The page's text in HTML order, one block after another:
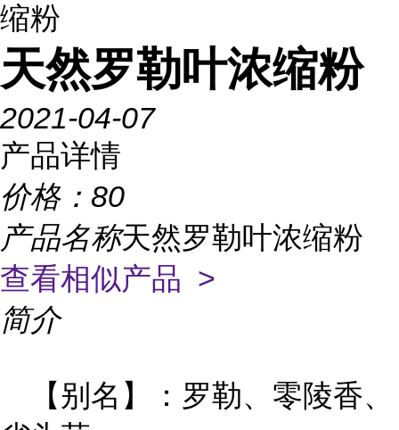
缩粉
天然罗勒叶浓缩粉
2021-04-07
产品详情
价格： 80
产品名称天然罗勒叶浓缩粉
查看相似产品 >
简介
【别名】：罗勒、零陵香、